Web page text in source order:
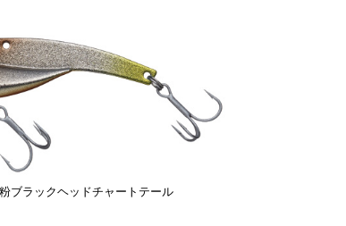
ブラックヘッドチャートテール